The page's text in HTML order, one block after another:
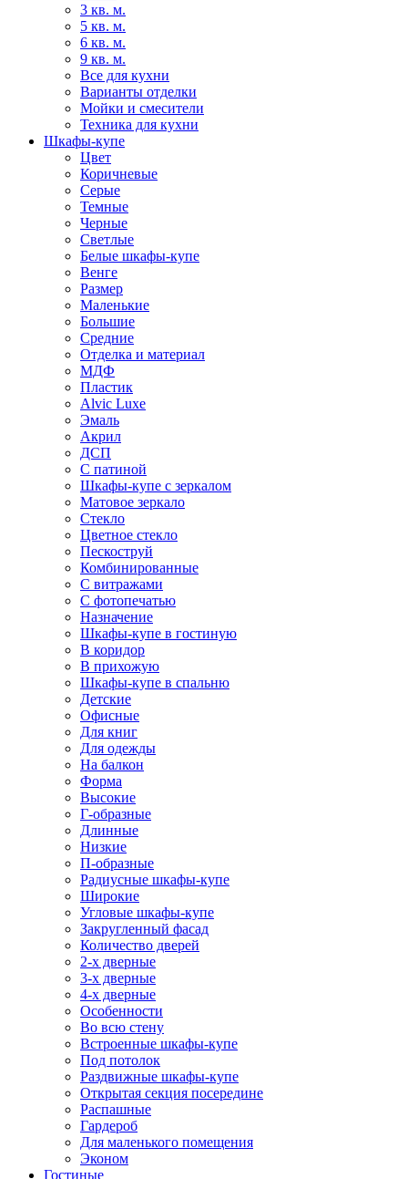
3 кв. м.
5 кв. м.
6 кв. м.
9 кв. м.
Все для кухни
Варианты отделки
Мойки и смесители
Техника для кухни
Шкафы-купе
Цвет
Коричневые
Серые
Темные
Черные
Светлые
Белые шкафы-купе
Венге
Размер
Маленькие
Большие
Средние
Отделка и материал
МДФ
Пластик
Alvic Luxe
Эмаль
Акрил
ДСП
С патиной
Шкафы-купе с зеркалом
Матовое зеркало
Стекло
Цветное стекло
Пескоструй
Комбинированные
С витражами
С фотопечатью
Назначение
Шкафы-купе в гостиную
В коридор
В прихожую
Шкафы-купе в спальню
Детские
Офисные
Для книг
Для одежды
На балкон
Форма
Высокие
Г-образные
Длинные
Низкие
П-образные
Радиусные шкафы-купе
Широкие
Угловые шкафы-купе
Закругленный фасад
Количество дверей
2-х дверные
3-х дверные
4-х дверные
Особенности
Во всю стену
Встроенные шкафы-купе
Под потолок
Раздвижные шкафы-купе
Открытая секция посередине
Распашные
Гардероб
Для маленького помещения
Эконом
Гостиные